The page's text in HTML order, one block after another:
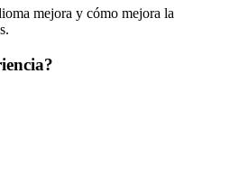
mejora y cómo mejora la